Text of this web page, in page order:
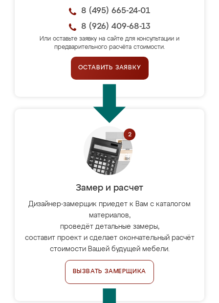
8 (495) 665-24-01
8 (926) 409-68-13
Или оставьте заявку на сайте для консультации и
предварительного расчёта стоимости.
ОСТАВИТЬ ЗАЯВКУ
Замер и расчет
Дизайнер-замерщик приедет к Вам с каталогом
материалов,
проведёт детальные замеры,
составит проект и сделает окончательный расчёт
стоимости Вашей будущей мебели.
ВЫЗВАТЬ ЗАМЕРЩИКА